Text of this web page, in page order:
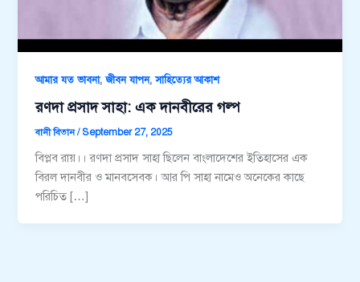
আমার যত ভাবনা,জীবন যাপন,সাহিত্যের আকাশ
রণদা প্রসাদ সাহা: এক দানবীরের গল্প
বানী বিতান/ September 27, 2025
বিপ্লব রায়।। রণদা প্রসাদ সাহা ছিলেন বাংলাদেশের ইতিহাসের এক
বিরল দানবীর ও মানবসেবক। আর পি সাহা নামেও অনেকের কাছে
পরিচিত […]